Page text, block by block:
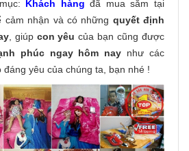
Khách hàng đã mua sắm tại
cảm nhận và có những quyết định
, giúp con yêu của bạn cũng được
phúc ngay hôm nay như các
đáng yêu của chúng ta, bạn nhé !